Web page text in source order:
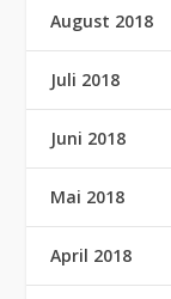
August 2018
Juli 2018
Juni 2018
Mai 2018
April 2018